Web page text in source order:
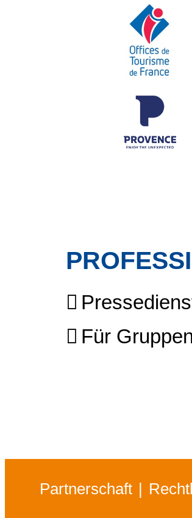
Für
Partnerschaft